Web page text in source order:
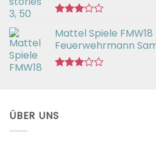
mit
3.00
von 5
Mattel Spiele
Feuerwehrmann
ÜBER UNS